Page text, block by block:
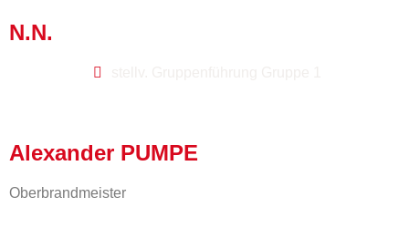
N.N.
Alexander PUMPE
Oberbrandmeister